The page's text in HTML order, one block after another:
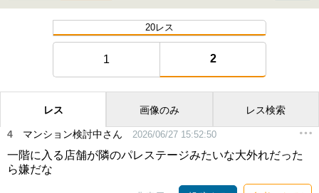
20レス
1 2
レス 画像のみ レス検索
4 マンション検討中さん 2026/06/27 15:52:50
一階に入る店舗が隣のパレステージみたいな大外れだった
ら嫌だな